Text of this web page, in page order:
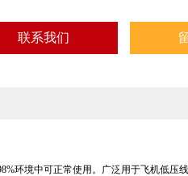
联系我们
环境中可正常使用。广泛用于飞机低压